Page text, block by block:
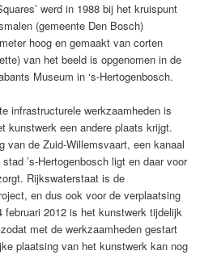
werd in 1988 bij het kruispunt
(gemeente Den Bosch)
hoog en gemaakt van corten
van het beeld is opgenomen in de
Museum in ‘s-Hertogenbosch.
infrastructurele werkzaamheden is
kunstwerk een andere plaats krijgt.
van de Zuid-Willemsvaart, een kanaal
’s-Hertogenbosch ligt en daar voor
Rijkswaterstaat is de
en dus ook voor de verplaatsing
februari 2012 is het kunstwerk tijdelijk
met de werkzaamheden gestart
plaatsing van het kunstwerk kan nog